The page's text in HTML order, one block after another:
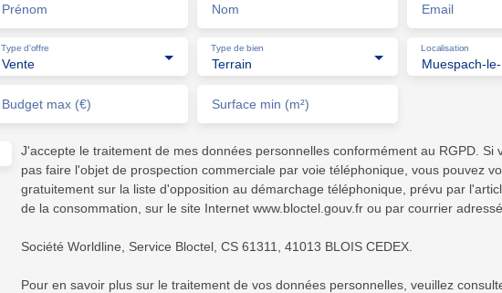
Prénom Nom Email
Vente
Type d'offre
Terrain
Type de bien
Muespach-
Localisation
Budget max (€) Surface min (m²)
J'accepte le traitement de mes données personnelles conformément au RGPD. Si
pas faire l'objet de prospection commerciale par voie téléphonique, vous pouvez
gratuitement sur la liste d'opposition au démarchage téléphonique, prévu par
de la consommation, sur le site Internet www.bloctel.gouv.fr ou par courrier
Société Worldline, Service Bloctel, CS 61311, 41013 BLOIS CEDEX.
Pour en savoir plus sur le traitement de vos données personnelles, veuillez